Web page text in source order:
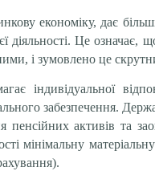
економіку, дає
діяльності. Це
і зумовлено це
індивідуальної
забезпечення.
пенсійних активів та
мінімальну